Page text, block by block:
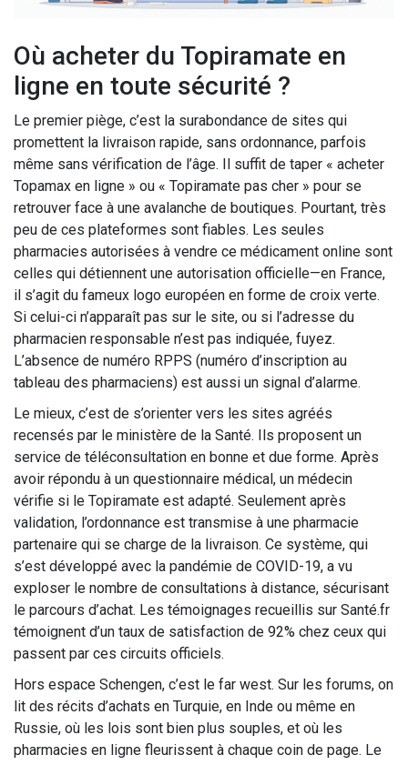
Où acheter du Topiramate en
ligne en toute sécurité ?
Le premier piège, c’est la surabondance de sites qui
promettent la livraison rapide, sans ordonnance, parfois
même sans vérification de l’âge. Il suffit de taper « acheter
Topamax en ligne » ou « Topiramate pas cher » pour se
retrouver face à une avalanche de boutiques. Pourtant, très
peu de ces plateformes sont fiables. Les seules
pharmacies autorisées à vendre ce médicament online sont
celles qui détiennent une autorisation officielle—en France,
il s’agit du fameux logo européen en forme de croix verte.
Si celui-ci n’apparaît pas sur le site, ou si l’adresse du
pharmacien responsable n’est pas indiquée, fuyez.
L’absence de numéro RPPS (numéro d’inscription au
tableau des pharmaciens) est aussi un signal d’alarme.
Le mieux, c’est de s’orienter vers les sites agréés
recensés par le ministère de la Santé. Ils proposent un
service de téléconsultation en bonne et due forme. Après
avoir répondu à un questionnaire médical, un médecin
vérifie si le Topiramate est adapté. Seulement après
validation, l’ordonnance est transmise à une pharmacie
partenaire qui se charge de la livraison. Ce système, qui
s’est développé avec la pandémie de COVID-19, a vu
exploser le nombre de consultations à distance, sécurisant
le parcours d’achat. Les témoignages recueillis sur Santé.fr
témoignent d’un taux de satisfaction de 92% chez ceux qui
passent par ces circuits officiels.
Hors espace Schengen, c’est le far west. Sur les forums, on
lit des récits d’achats en Turquie, en Inde ou même en
Russie, où les lois sont bien plus souples, et où les
pharmacies en ligne fleurissent à chaque coin de page. Le